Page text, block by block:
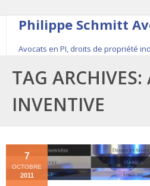
Philippe Schmitt
Avocats en PI, droits de propriété
45, rue Saint-Anne, 75001
54
Contact
Le fondateur
Publications
TAG ARCHIVES:
INVENTIVE
7
OCTOBRE
2011